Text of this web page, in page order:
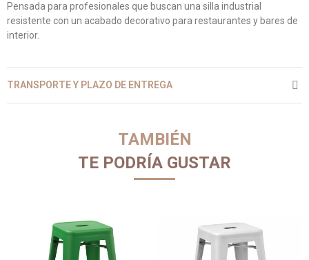
Pensada para profesionales que buscan una silla industrial
resistente con un acabado decorativo para restaurantes y bares de
interior.
TRANSPORTE Y PLAZO DE ENTREGA
TAMBIÉN
TE PODRÍA GUSTAR